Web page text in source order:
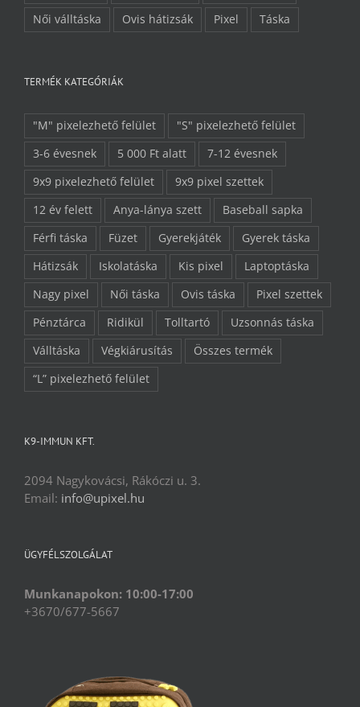
Női válltáska
Ovis hátizsák Pixel Táska
TERMÉK KATEGÓRIÁK
"M" pixelezhető felület
"S" pixelezhető felület
3-6 évesnek
5 000 Ft alatt
7-12 évesnek
9x9 pixelezhető felület
9x9 pixel szettek
12 év felett
Anya-lánya szett
Baseball sapka
Férfi táska
Füzet Gyerekjáték
Gyerek táska
Hátizsák
Iskolatáska Kis pixel
Laptoptáska
Nagy pixel
Női táska Ovis táska
Pixel szettek
Pénztárca
Ridikül Tolltartó
Uzsonnás táska
Válltáska
Végkiárusítás
Összes termék
“L” pixelezhető felület
K9-IMMUN KFT.
2094 Nagykovácsi, Rákóczi u. 3.
Email: info@upixel.hu
ÜGYFÉLSZOLGÁLAT
Munkanapokon: 10:00-17:00
+3670/677-5667